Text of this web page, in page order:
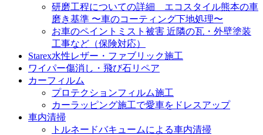
研磨工程についての詳細 エコスタイル熊本の車
磨き基準 〜車のコーティング下地処理〜
お車のペイントミスト被害 近隣の瓦・外壁塗装
工事など（保険対応）
Starex水性レザー・ファブリック施工
ワイパー傷消し・飛び石リペア
カーフィルム
プロテクションフィルム施工
カーラッピング施工で愛車をドレスアップ
車内清掃
トルネードバキュームによる車内清掃